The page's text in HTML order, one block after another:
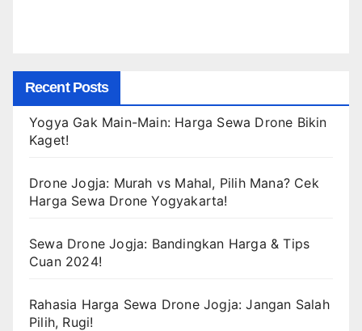
Recent Posts
Yogya Gak Main-Main: Harga Sewa Drone Bikin
Kaget!
Drone Jogja: Murah vs Mahal, Pilih Mana? Cek
Harga Sewa Drone Yogyakarta!
Sewa Drone Jogja: Bandingkan Harga & Tips
Cuan 2024!
Rahasia Harga Sewa Drone Jogja: Jangan Salah
Pilih, Rugi!